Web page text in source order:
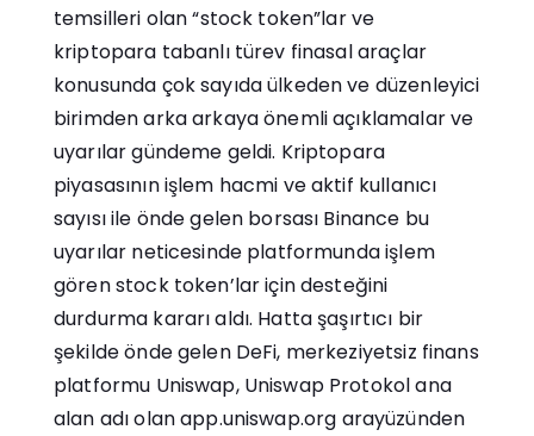
temsilleri olan “stock token”lar ve
kriptopara tabanlı türev finasal araçlar
konusunda çok sayıda ülkeden ve düzenleyici
birimden arka arkaya önemli açıklamalar ve
uyarılar gündeme geldi. Kriptopara
piyasasının işlem hacmi ve aktif kullanıcı
sayısı ile önde gelen borsası Binance bu
uyarılar neticesinde platformunda işlem
gören stock token’lar için desteğini
durdurma kararı aldı. Hatta şaşırtıcı bir
şekilde önde gelen DeFi, merkeziyetsiz finans
platformu Uniswap, Uniswap Protokol ana
alan adı olanapp.uniswap.org arayüzünden